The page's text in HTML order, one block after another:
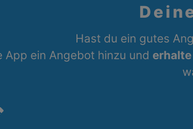
Hast du ein gutes
App ein Angebot hinzu und